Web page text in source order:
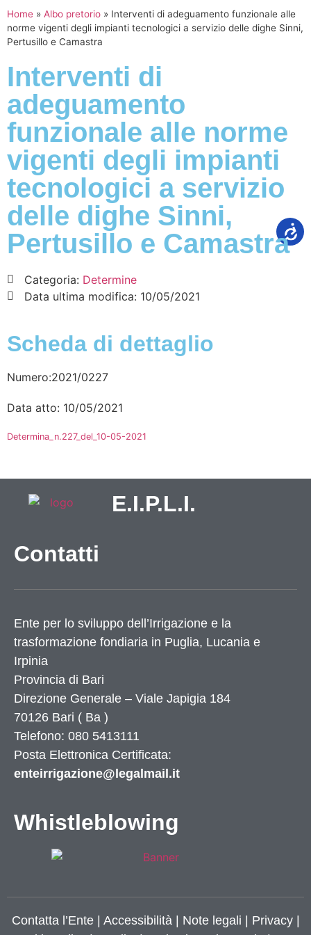
Home » Albo pretorio » Interventi di adeguamento funzionale alle
norme vigenti degli impianti tecnologici a servizio delle dighe Sinni,
Pertusillo e Camastra
Interventi di
adeguamento
funzionale alle norme
vigenti degli impianti
tecnologici a servizio
delle dighe Sinni,
Pertusillo e Camastra
Categoria: Determine
Data ultima modifica: 10/05/2021
Scheda di dettaglio
Numero:2021/0227
Data atto: 10/05/2021
Determina_n.227_del_10-05-2021
E.I.P.L.I.
Contatti
Ente per lo sviluppo dell’Irrigazione e la
trasformazione fondiaria in Puglia, Lucania e
Irpinia
Provincia di Bari
Direzione Generale – Viale Japigia 184
70126 Bari ( Ba )
Telefono: 080 5413111
Posta Elettronica Certificata:
enteirrigazione@legalmail.it
Whistleblowing
Contatta l’Ente| Accessibilità | Note legali | Privacy|